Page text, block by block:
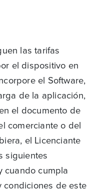
las tarifas
el dispositivo en
el Software,
de la aplicación,
el documento de
comerciante o del
el Licenciante
siguientes
cuando cumpla
condiciones de este